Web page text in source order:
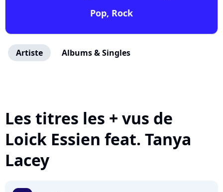
Pop, Rock
Artiste Albums & Singles
Les titres les + vus de
Loick Essien feat. Tanya
Lacey